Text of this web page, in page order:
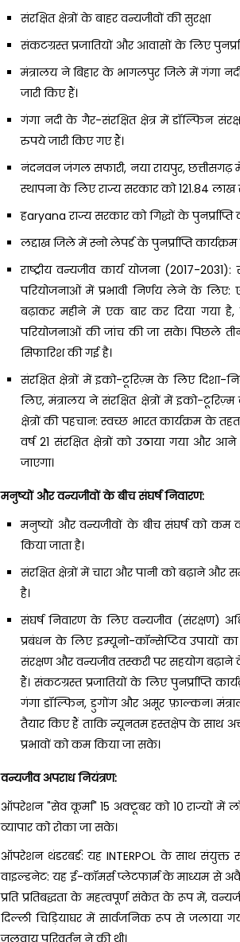
संरक्षित क्षेत्रों के बाहर वन्यजीवों की सुरक्षा
संकटग्रस्त प्रजातियों और आवासों के लिए
मंत्रालय ने बिहार के भागलपुर जिले में गंगा
जारी किए हैं।
गंगा नदी के गैर-संरक्षित क्षेत्र में डॉल्फिन
रुपये जारी किए गए हैं।
नंदनवन जंगल सफारी, नया रायपुर,
स्थापना के लिए राज्य सरकार को 121.84 लाख
हaryana राज्य सरकार को गिद्धों के
लद्दाख जिले में स्नो लेपर्ड के पुनर्प्राप्ति
राष्ट्रीय वन्यजीव कार्य योजना (2017-
परियोजनाओं में प्रभावी निर्णय लेने के लिए:
बढ़ाकर महीने में एक बार कर दिया गया
परियोजनाओं की जांच की जा सके। पिछले तीन
सिफारिश की गई है।
संरक्षित क्षेत्रों में इको-टूरिज़्म के लिए
लिए, मंत्रालय ने संरक्षित क्षेत्रों में इको-
क्षेत्रों की पहचान: स्वच्छ भारत कार्यक्रम के
वर्ष 21 संरक्षित क्षेत्रों को उठाया गया और
जाएगा।
मनुष्यों और वन्यजीवों के बीच संघर्ष निवारण:
मनुष्यों और वन्यजीवों के बीच संघर्ष को कम
किया जाता है।
संरक्षित क्षेत्रों में चारा और पानी को बढ़ाने
है।
संघर्ष निवारण के लिए वन्यजीव (संरक्षण)
प्रबंधन के लिए इम्यूनो-कॉन्सेप्टिव उपायों का
संरक्षण और वन्यजीव तस्करी पर सहयोग बढ़ाने
हैं। संकटग्रस्त प्रजातियों के लिए पुनर्प्राप्ति
गंगा डॉल्फिन, डुगोंग और अमूर फ़ाल्कन।
तैयार किए हैं ताकि न्यूनतम हस्तक्षेप के साथ
प्रभावों को कम किया जा सके।
वन्यजीव अपराध नियंत्रण:
ऑपरेशन "सेव कूर्मा" 15 अक्टूबर को 10 राज्यों
व्यापार को रोका जा सके।
ऑपरेशन थंडरबर्ड: यह INTERPOL के साथ
वाइल्डनेट: यह ई-कॉमर्स प्लेटफार्म के माध्यम से
प्रति प्रतिबद्धता के महत्वपूर्ण संकेत के रूप में,
दिल्ली चिड़ियाघर में सार्वजनिक रूप से जलाया
जलवायु परिवर्तन ने की थी।